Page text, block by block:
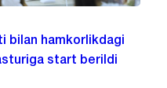
bilan hamkorlikdagi
start berildi